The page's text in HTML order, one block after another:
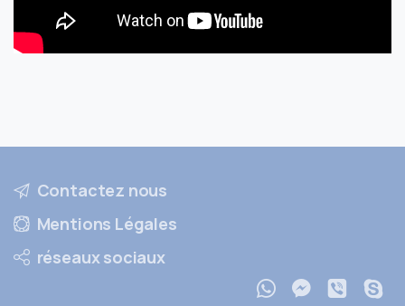
Contactez nous
Mentions Légales
réseaux sociaux